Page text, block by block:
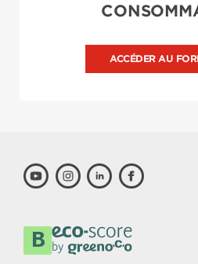
ACCÉDER AU